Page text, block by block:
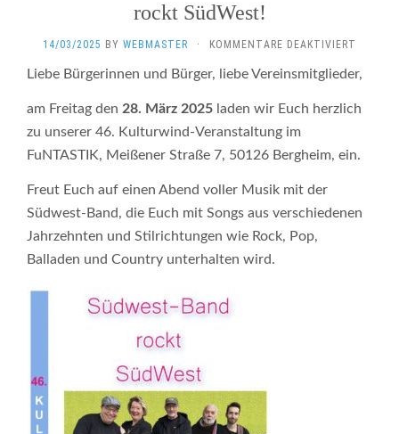
rockt SüdWest!
14/03/2025 BY WEBMASTER · KOMMENTARE DEAKTIVIERT
XLVI
DIE
ROCKT
Liebe Bürgerinnen und Bürger, liebe Vereinsmitglieder,
am Freitag den 28. März 2025 laden wir Euch herzlich
zu unserer 46. Kulturwind-Veranstaltung im
FuNTASTIK, Meißener Straße 7, 50126 Bergheim, ein.
Freut Euch auf einen Abend voller Musik mit der
Südwest-Band, die Euch mit Songs aus verschiedenen
Jahrzehnten und Stilrichtungen wie Rock, Pop,
Balladen und Country unterhalten wird.